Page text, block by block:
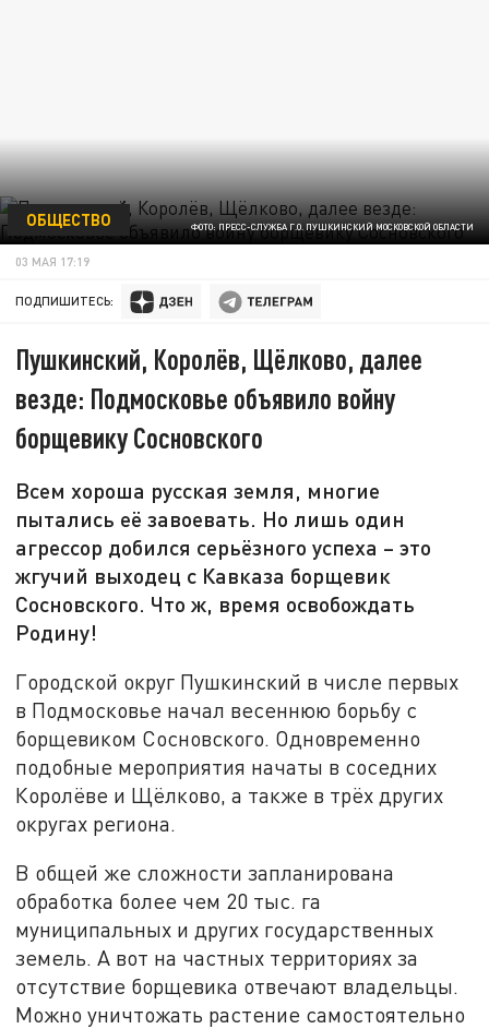
ФОТО: ПРЕСС-СЛУЖБА Г.О. ПУШКИНСКИЙ МОСКОВСКОЙ ОБЛАСТИ
ОБЩЕСТВО
03 МАЯ 17:19
ПОДПИШИТЕСЬ:
Пушкинский, Королёв, Щёлково, далее
везде: Подмосковье объявило войну
борщевику Сосновского
Всем хороша русская земля, многие
пытались её завоевать. Но лишь один
агрессор добился серьёзного успеха – это
жгучий выходец с Кавказа борщевик
Сосновского. Что ж, время освобождать
Родину!
Городской округ Пушкинский в числе первых
в Подмосковье начал весеннюю борьбу с
борщевиком Сосновского. Одновременно
подобные мероприятия начаты в соседних
Королёве и Щёлково, а также в трёх других
округах региона.
В общей же сложности запланирована
обработка более чем 20 тыс. га
муниципальных и других государственных
земель. А вот на частных территориях за
отсутствие борщевика отвечают владельцы.
Можно уничтожать растение самостоятельно